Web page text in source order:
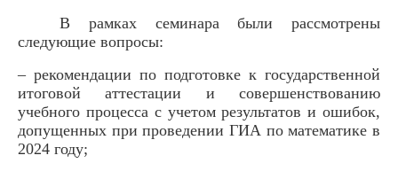
В рамках семинара были рассмотрены
следующие вопросы:
– рекомендации по подготовке к государственной
итоговой аттестации и совершенствованию
учебного процесса с учетом результатов и ошибок,
допущенных при проведении ГИА по математике в
2024 году;